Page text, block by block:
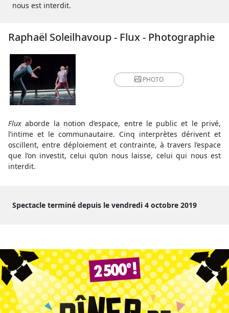
nous est interdit.
Raphaël Soleilhavoup - Flux - Photographie
PHOTO
Flux aborde la notion d’espace, entre le public et le privé,
l’intime et le communautaire. Cinq interprètes dérivent et
oscillent, entre déploiement et contrainte, à travers l’espace
que l’on investit, celui qu’on nous laisse, celui qui nous est
interdit.
Spectacle terminé depuis le vendredi 4 octobre 2019